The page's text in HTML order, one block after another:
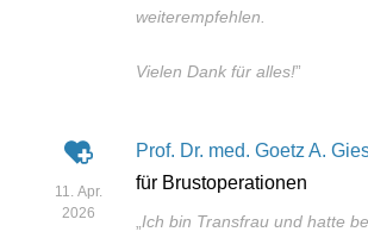
weiterempfehlen.
Vielen Dank für alles!”
11. Apr.
2026
Prof. Dr. med. Goetz A.
für Brustoperationen
Ich bin Transfrau und hatte